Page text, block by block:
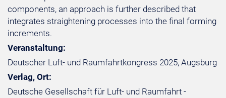
components, an approach is further described that
integrates straightening processes into the final forming
increments.
Veranstaltung:
Deutscher Luft- und Raumfahrtkongress 2025, Augsburg
Verlag, Ort:
Deutsche Gesellschaft für Luft- und Raumfahrt -